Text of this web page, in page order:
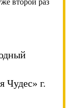
второй раз
Чудес» г.